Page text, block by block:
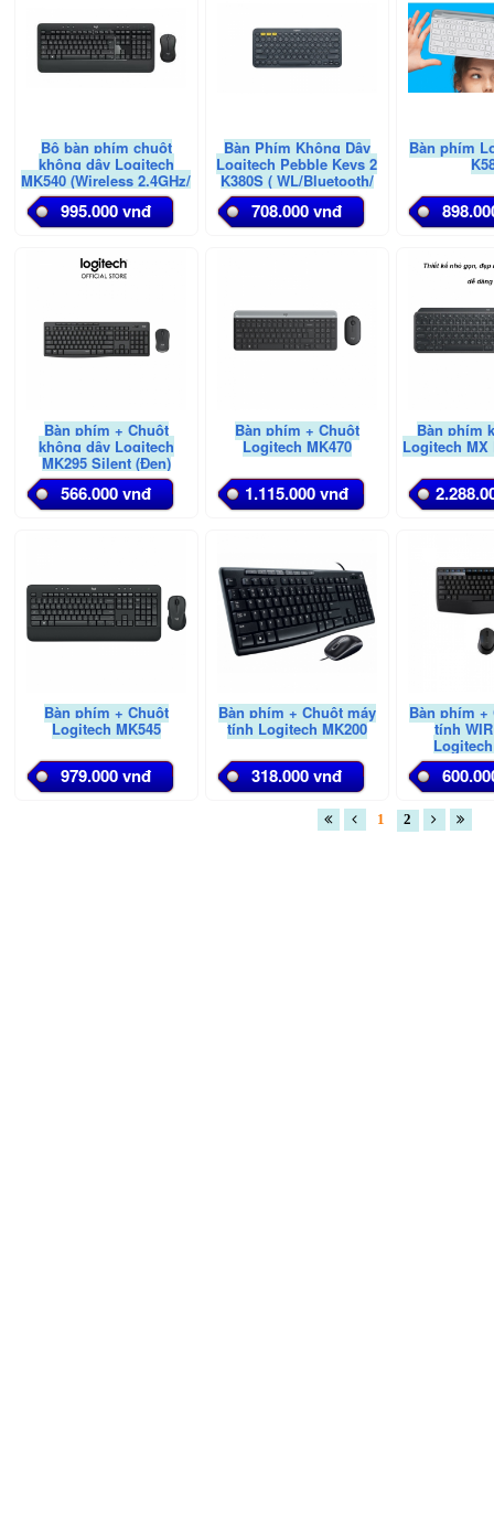
Bộ bàn phím chuột
không dây Logitech
MK540 (Wireless 2.4GHz/
Đen)
995.000 vnđ
Bàn Phím Không Dây
Logitech Pebble Keys 2
K380S ( WL/Bluetooth/
Đen)
708.000 vnđ
Bàn phím
Bàn phím + Chuột
không dây Logitech
MK295 Silent (Đen)
566.000 vnđ
Bàn phím + Chuột
Logitech MK470
1.115.000 vnđ
Bàn phím
Logitech MX
Bàn phím + Chuột
Logitech MK545
979.000 vnđ
Bàn phím + Chuột máy
tính Logitech MK200
318.000 vnđ
Bàn phím +
tính
1 2